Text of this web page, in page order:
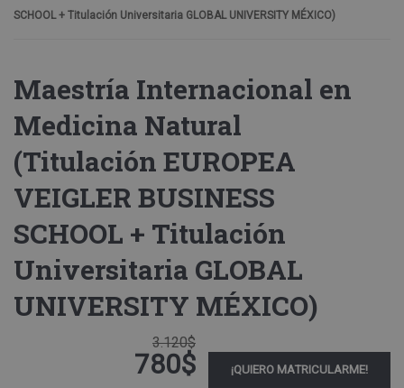
SCHOOL + Titulación Universitaria GLOBAL UNIVERSITY MÉXICO)
Maestría Internacional en
Medicina Natural
(Titulación EUROPEA
VEIGLER BUSINESS
SCHOOL + Titulación
Universitaria GLOBAL
UNIVERSITY MÉXICO)
3.120$
780$ ¡QUIERO MATRICULARME!